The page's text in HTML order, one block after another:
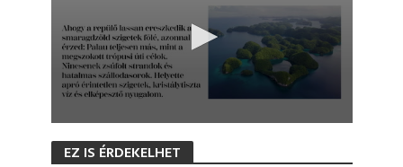
s EZ IS ÉRDEKELHET